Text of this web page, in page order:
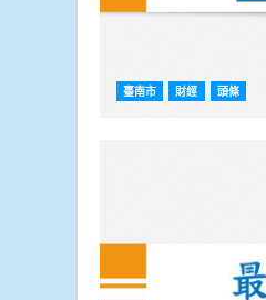
臺南市 財經 頭條